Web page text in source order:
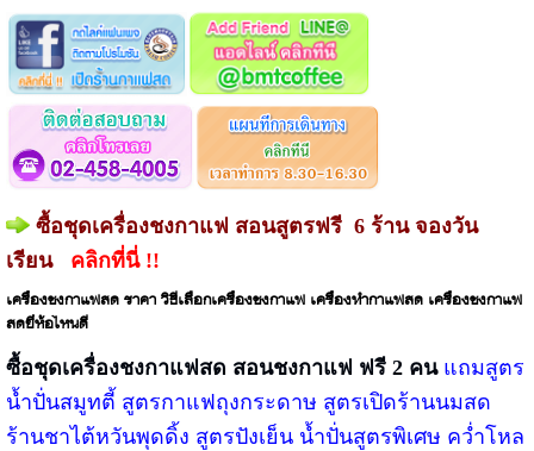
ซื้อชุดเครื่องชงกาแฟ สอนสูตรฟรี 6 ร้าน จองวัน
เรียน
คลิกที่นี่ !!
เครื่องชงกาแฟสด ราคา วิธีเลือกเครื่องชงกาแฟเครื่องทำกาแฟสด เครื่องชงกาแฟ
สดยี่ห้อไหนดี
ซื้อชุดเครื่องชงกาแฟสด สอนชงกาแฟ ฟรี 2 คน แถมสูตร
น้ำปั่นสมูทตี้ สูตรกาแฟถุงกระดาษ สูตรเปิดร้านนมสด
ร้านชาไต้หวันพุดดิ้ง สูตรปังเย็น น้ำปั่นสูตรพิเศษ คว่ำโหล